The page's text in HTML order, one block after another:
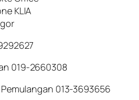
KLIA
019-2660308
013-3693656